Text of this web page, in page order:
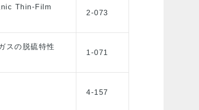
Thin-Film
2-073
スの脱硫特性
1-071
4-157